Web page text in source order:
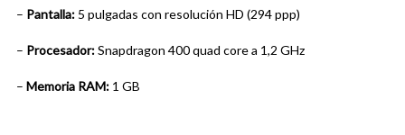
– Pantalla: 5 pulgadas con resolución HD (294 ppp)
– Procesador:Snapdragon 400 quad core a 1,2 GHz
– Memoria RAM: 1 GB